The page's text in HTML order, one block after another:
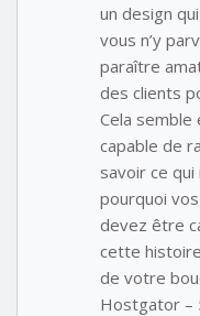
un design
vous n’y
paraître
des clients
Cela
capable de
savoir ce
pourquoi
devez être
cette
de votre
Hostgator –